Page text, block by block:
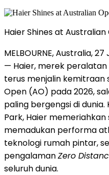
Haier Shines at
MELBOURNE, Australia,
— Haier, merek peralatan
terus menjalin kemitraan
Open (AO) pada 2026,
paling bergengsi di
Park, Haier
memadukan performa
teknologi rumah pintar,
pengalamanZero
seluruh dunia.